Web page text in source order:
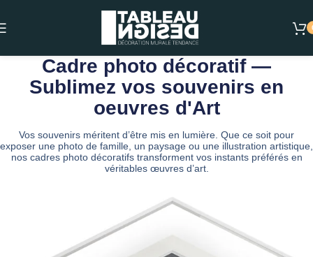
Cadre photo décoratif —
Sublimez vos souvenirs en
oeuvres d'Art
Vos souvenirs méritent d’être mis en lumière. Que ce soit pour
exposer une photo de famille, un paysage ou une illustration artistique,
nos cadres photo décoratifs transforment vos instants préférés en
véritables œuvres d’art.